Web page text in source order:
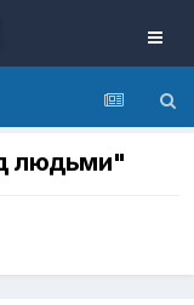
людьми"